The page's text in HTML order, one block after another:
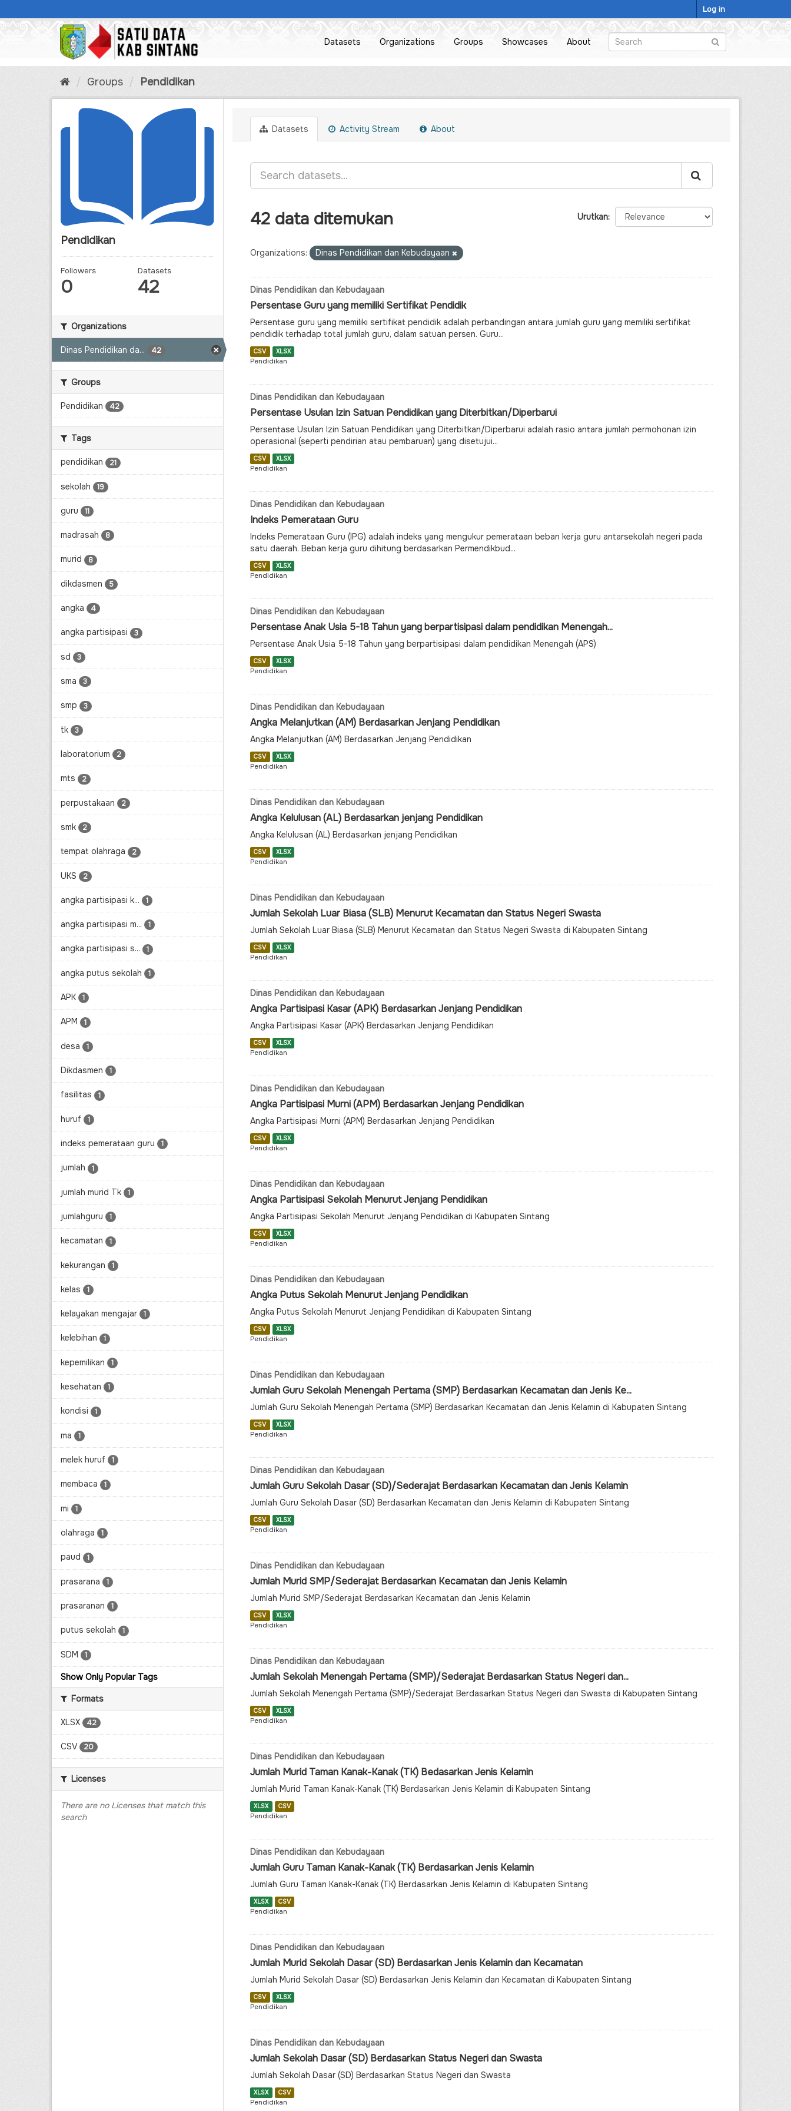
to
Log in
Datasets Organizations Groups Showcases About
Groups Pendidikan
Pendidikan
Followers
0
Datasets
42
Organizations
Dinas Pendidikan da... 42
Groups
Pendidikan 42
Tags
pendidikan 21
sekolah 19
guru 11
madrasah 8
murid 8
dikdasmen 5
angka 4
angka partisipasi 3
sd 3
sma 3
smp 3
tk 3
laboratorium 2
mts 2
perpustakaan 2
smk 2
tempat olahraga 2
UKS 2
angka partisipasi k... 1
angka partisipasi m... 1
angka partisipasi s... 1
angka putus sekolah 1
APK 1
APM 1
desa 1
Dikdasmen 1
fasilitas 1
huruf 1
indeks pemerataan guru 1
jumlah 1
jumlah murid Tk 1
jumlahguru 1
kecamatan 1
kekurangan 1
kelas 1
kelayakan mengajar 1
kelebihan 1
kepemilikan 1
kesehatan 1
kondisi 1
ma 1
melek huruf 1
membaca 1
mi 1
olahraga 1
paud 1
prasarana 1
prasaranan 1
putus sekolah 1
SDM 1
Show Only Popular Tags
Formats
XLSX 42
CSV 20
Licenses
There are no Licenses that match this
search
Datasets Activity Stream About
Urutkan
42 data ditemukan
Organizations: Dinas Pendidikan dan Kebudayaan
Dinas Pendidikan dan Kebudayaan
Persentase Guru yang memiliki Sertifikat Pendidik
Persentase guru yang memiliki sertifikat pendidik adalah perbandingan antara jumlah guru yang memiliki sertifikat
pendidik terhadap total jumlah guru, dalam satuan persen. Guru...
CSV XLSX
Pendidikan
Dinas Pendidikan dan Kebudayaan
Persentase Usulan Izin Satuan Pendidikan yang Diterbitkan/Diperbarui
Persentase Usulan Izin Satuan Pendidikan yang Diterbitkan/Diperbarui adalah rasio antara jumlah permohonan izin
operasional (seperti pendirian atau pembaruan) yang disetujui...
CSV XLSX
Pendidikan
Dinas Pendidikan dan Kebudayaan
Indeks Pemerataan Guru
Indeks Pemerataan Guru (IPG) adalah indeks yang mengukur pemerataan beban kerja guru antarsekolah negeri pada
satu daerah. Beban kerja guru dihitung berdasarkan Permendikbud...
CSV XLSX
Pendidikan
Dinas Pendidikan dan Kebudayaan
Persentase Anak Usia 5-18 Tahun yang berpartisipasi dalam pendidikan Menengah...
Persentase Anak Usia 5-18 Tahun yang berpartisipasi dalam pendidikan Menengah (APS)
CSV XLSX
Pendidikan
Dinas Pendidikan dan Kebudayaan
Angka Melanjutkan (AM) Berdasarkan Jenjang Pendidikan
Angka Melanjutkan (AM) Berdasarkan Jenjang Pendidikan
CSV XLSX
Pendidikan
Dinas Pendidikan dan Kebudayaan
Angka Kelulusan (AL) Berdasarkan jenjang Pendidikan
Angka Kelulusan (AL) Berdasarkan jenjang Pendidikan
CSV XLSX
Pendidikan
Dinas Pendidikan dan Kebudayaan
Jumlah Sekolah Luar Biasa (SLB) Menurut Kecamatan dan Status Negeri Swasta
Jumlah Sekolah Luar Biasa (SLB) Menurut Kecamatan dan Status Negeri Swasta di Kabupaten Sintang
CSV XLSX
Pendidikan
Dinas Pendidikan dan Kebudayaan
Angka Partisipasi Kasar (APK) Berdasarkan Jenjang Pendidikan
Angka Partisipasi Kasar (APK) Berdasarkan Jenjang Pendidikan
CSV XLSX
Pendidikan
Dinas Pendidikan dan Kebudayaan
Angka Partisipasi Murni (APM) Berdasarkan Jenjang Pendidikan
Angka Partisipasi Murni (APM) Berdasarkan Jenjang Pendidikan
CSV XLSX
Pendidikan
Dinas Pendidikan dan Kebudayaan
Angka Partisipasi Sekolah Menurut Jenjang Pendidikan
Angka Partisipasi Sekolah Menurut Jenjang Pendidikan di Kabupaten Sintang
CSV XLSX
Pendidikan
Dinas Pendidikan dan Kebudayaan
Angka Putus Sekolah Menurut Jenjang Pendidikan
Angka Putus Sekolah Menurut Jenjang Pendidikan di Kabupaten Sintang
CSV XLSX
Pendidikan
Dinas Pendidikan dan Kebudayaan
Jumlah Guru Sekolah Menengah Pertama (SMP) Berdasarkan Kecamatan dan Jenis Ke...
Jumlah Guru Sekolah Menengah Pertama (SMP) Berdasarkan Kecamatan dan Jenis Kelamin di Kabupaten Sintang
CSV XLSX
Pendidikan
Dinas Pendidikan dan Kebudayaan
Jumlah Guru Sekolah Dasar (SD)/Sederajat Berdasarkan Kecamatan dan Jenis Kelamin
Jumlah Guru Sekolah Dasar (SD) Berdasarkan Kecamatan dan Jenis Kelamin di Kabupaten Sintang
CSV XLSX
Pendidikan
Dinas Pendidikan dan Kebudayaan
Jumlah Murid SMP/Sederajat Berdasarkan Kecamatan dan Jenis Kelamin
Jumlah Murid SMP/Sederajat Berdasarkan Kecamatan dan Jenis Kelamin
CSV XLSX
Pendidikan
Dinas Pendidikan dan Kebudayaan
Jumlah Sekolah Menengah Pertama (SMP)/Sederajat Berdasarkan Status Negeri dan...
Jumlah Sekolah Menengah Pertama (SMP)/Sederajat Berdasarkan Status Negeri dan Swasta di Kabupaten Sintang
CSV XLSX
Pendidikan
Dinas Pendidikan dan Kebudayaan
Jumlah Murid Taman Kanak-Kanak (TK) Bedasarkan Jenis Kelamin
Jumlah Murid Taman Kanak-Kanak (TK) Berdasarkan Jenis Kelamin di Kabupaten Sintang
XLSX CSV
Pendidikan
Dinas Pendidikan dan Kebudayaan
Jumlah Guru Taman Kanak-Kanak (TK) Berdasarkan Jenis Kelamin
Jumlah Guru Taman Kanak-Kanak (TK) Berdasarkan Jenis Kelamin di Kabupaten Sintang
XLSX CSV
Pendidikan
Dinas Pendidikan dan Kebudayaan
Jumlah Murid Sekolah Dasar (SD) Berdasarkan Jenis Kelamin dan Kecamatan
Jumlah Murid Sekolah Dasar (SD) Berdasarkan Jenis Kelamin dan Kecamatan di Kabupaten Sintang
CSV XLSX
Pendidikan
Dinas Pendidikan dan Kebudayaan
Jumlah Sekolah Dasar (SD) Berdasarkan Status Negeri dan Swasta
Jumlah Sekolah Dasar (SD) Berdasarkan Status Negeri dan Swasta
XLSX CSV
Pendidikan